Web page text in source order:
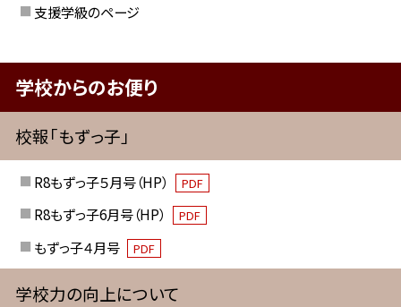
支援学級のページ
学校からのお便り
校報「もずっ子」
R8もずっ子５月号（HP） PDF
R8もずっ子6月号（HP） PDF
もずっ子４月号 PDF
学校力の向上について